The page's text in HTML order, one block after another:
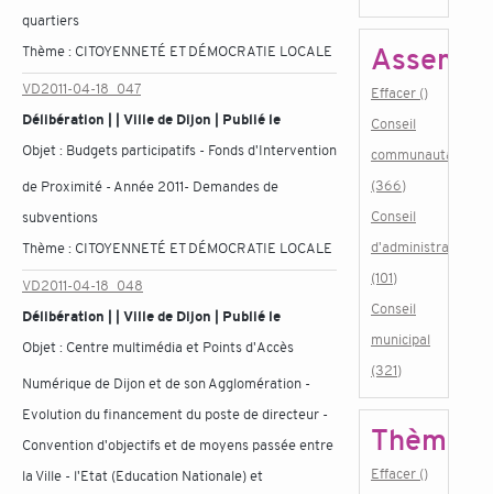
quartiers
Thème : CITOYENNETÉ ET DÉMOCRATIE LOCALE
VD2011-04-18_047
Délibération | | Ville de Dijon | Publié le
Objet : Budgets participatifs - Fonds d'Intervention
de Proximité - Année 2011- Demandes de
subventions
Thème : CITOYENNETÉ ET DÉMOCRATIE LOCALE
VD2011-04-18_048
Délibération | | Ville de Dijon | Publié le
Objet : Centre multimédia et Points d'Accès
Numérique de Dijon et de son Agglomération -
Evolution du financement du poste de directeur -
Convention d'objectifs et de moyens passée entre
la Ville - l'Etat (Education Nationale) et
Effacer ()
Conseil
communautaire
(366)
Conseil
d'administration
(101)
Conseil
municipal
(321)
Thème
Effacer ()